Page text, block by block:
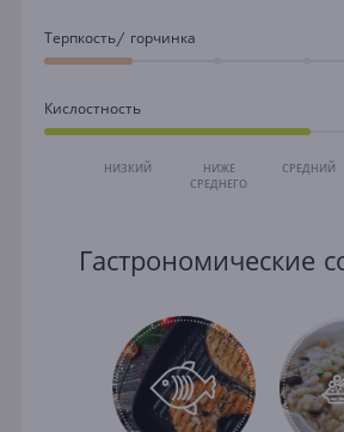
Терпкость/ горчинка
Кислостность
НИЗКИЙ
НИЖЕ
СРЕДНЕГО
СРЕДНИЙ
Гастрономические